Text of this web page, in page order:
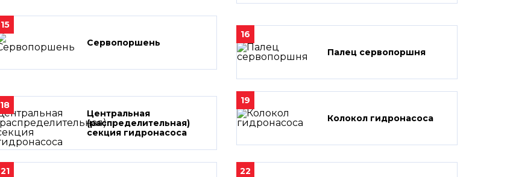
15
Сервопоршень
16
Палец сервопоршня
18
Центральная
(распределительная)
секция гидронасоса
19
Колокол гидронасоса
21
22